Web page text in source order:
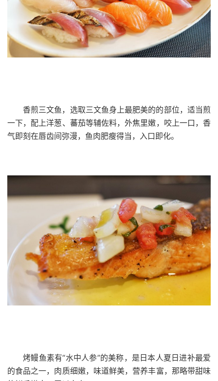
香煎三文鱼，选取三文鱼身上最肥美的的部位，适当煎
一下，配上洋葱、蕃茄等辅佐料，外焦里嫩，咬上一口，香
气即刻在唇齿间弥漫，鱼肉肥瘦得当，入口即化。
烤鳗鱼素有“水中人参”的美称，是日本人夏日进补最爱
的食品之一，肉质细嫩，味道鲜美，营养丰富，那略带甜味